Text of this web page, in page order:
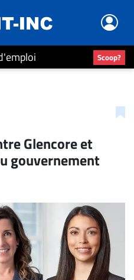
Scoop?
Glencore et
gouvernement